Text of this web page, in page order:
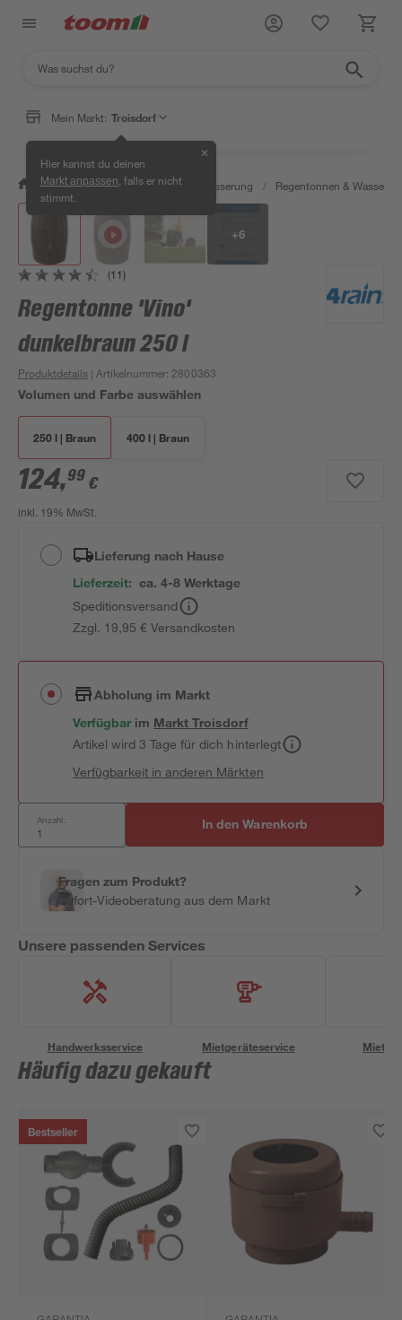
Mein Markt: Troisdorf
Hier kannst du deinen
Markt anpassen , falls er nicht
stimmt.
✕
/ Garten & Freizeit / Gartenbewässerung / Regentonnen &
+6
(11)
Regentonne 'Vino'
dunkelbraun 250 l
Produktdetails | Artikelnummer: 2800363
Volumen und Farbe auswählen
250 l | Braun 400 l | Braun
124,99 €
inkl. 19% MwSt.
Lieferung nach Hause
Lieferzeit: ca. 4-8 Werktage
Speditionsversand
Zzgl. 19,95 € Versandkosten
Abholung im Markt
Verfügbar im MarktTroisdorf
Artikel wird 3 Tage für dich hinterlegt
Verfügbarkeit in anderen Märkten
Anzahl: In den Warenkorb
Fragen zum Produkt?
Sofort-Videoberatung aus dem Markt
Unsere passenden Services
Handwerksservice Mietgeräteservice
Häufig dazu gekauft
Bestseller